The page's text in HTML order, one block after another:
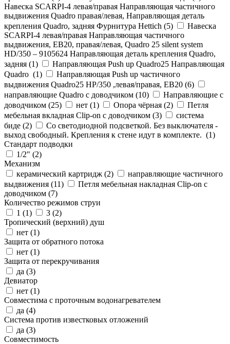
Навеска SCARPI-4 левая/правая Направляющая частичного
выдвижения Quadro правая/левая, Направляющая деталь
крепления Quadro, задняя Фурнитура Hettich (5)
Навеска
SCARPI-4 левая/правая Направляющая частичного
выдвижения, ЕВ20, правая/левая, Quadro 25 silent system
HD/350 – 9105624 Направляющая деталь крепления Quadro,
задняя (1)
Направляющая Push up Quadro25 Направляющая
Quadro (1)
Направляющая Push up частичного
выдвижения Quadro25 НР/350 ,левая/правая, ЕВ20 (6)
направляющие Quadro с доводчиком (10)
Направляющие с
доводчиком (25) нет (1) Опора чёрная (2)
Петля
мебельная вкладная Clip-on с доводчиком (3)
система
биде (2)
Со светодиодной подсветкой. Без выключателя -
выход свободный. Крепления к стене идут в комплекте. (1)
Стандарт подводки
1/2" (2)
Механизм
керамический картридж (2)
направляющие частичного
выдвижения (11)
Петля мебельная накладная Clip-on с
доводчиком (7)
Количество режимов струи
1 (1) 3 (2)
Тропический (верхний) душ
нет (1)
Защита от обратного потока
нет (1)
Защита от перекручивания
да (3)
Девиатор
нет (1)
Совместима с проточным водонагревателем
да (4)
Система против известковых отложений
да (3)
Совместимость